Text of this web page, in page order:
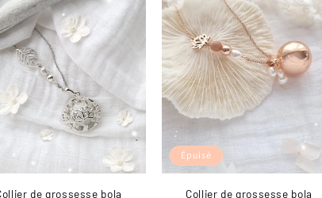
de grossesse bola
Épuisé
Collier de grossesse bola